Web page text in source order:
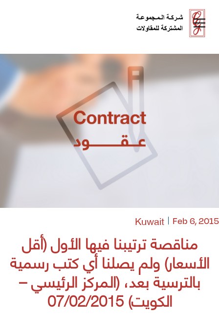
مناقصة ترتيبنا فيها الأول (أقل
الأسعار) ولم يصلنا أي كتب رسمية
بالترسية بعد، (المركز الرئيسي –
الكويت) 07/02/2015
Feb 6, 2015
Kuwait